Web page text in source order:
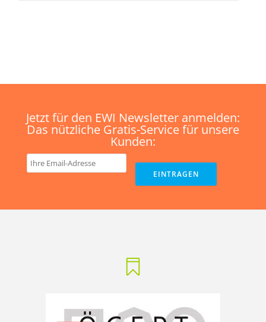
Jetzt für den EWI Newsletter anmelden:
Das nützliche Gratis-Service für unsere
Kunden: